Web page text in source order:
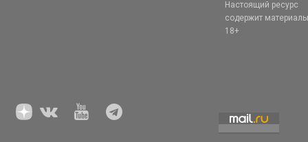
Настоящий ресурс
содержит
18+